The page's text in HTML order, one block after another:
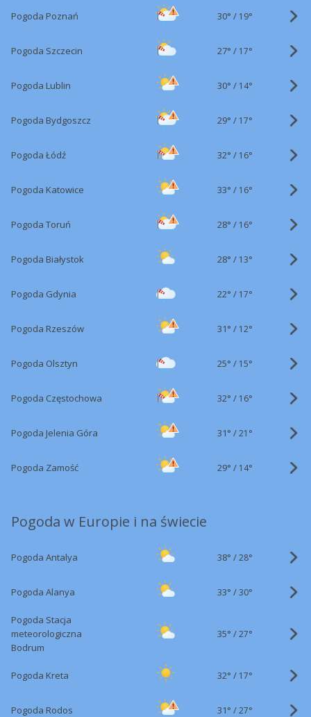
Pogoda Poznań 30° / 19°
Pogoda Szczecin 27° / 17°
Pogoda Lublin 30° / 14°
Pogoda Bydgoszcz 29° / 17°
Pogoda Łódź 32° / 16°
Pogoda Katowice 33° / 16°
Pogoda Toruń 28° / 16°
Pogoda Białystok 28° / 13°
Pogoda Gdynia 22° / 17°
Pogoda Rzeszów 31° / 12°
Pogoda Olsztyn 25° / 15°
Pogoda Częstochowa 32° / 16°
Pogoda Jelenia Góra 31° /21°
Pogoda Zamość 29° / 14°
Pogoda w Europie i na świecie
Pogoda Antalya 38° /28°
Pogoda Alanya 33° /30°
Pogoda Stacja
meteorologiczna
Bodrum
35° /27°
Pogoda Kreta 32° / 17°
Pogoda Rodos 31° /27°